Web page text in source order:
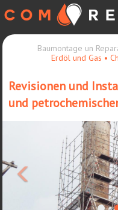
Baumontage un
Erdöl und Gas •
Revisionen und
und